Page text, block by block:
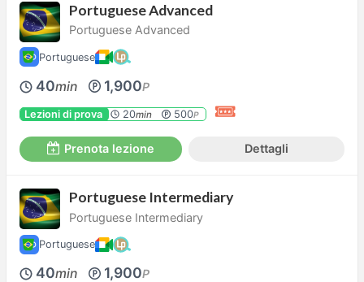
Portuguese Advanced
Portuguese Advanced
Portuguese
40min 1,900P
Lezioni di prova 20min 500P
Prenota lezione Dettagli
Portuguese Intermediary
Portuguese Intermediary
Portuguese
40min 1,900P